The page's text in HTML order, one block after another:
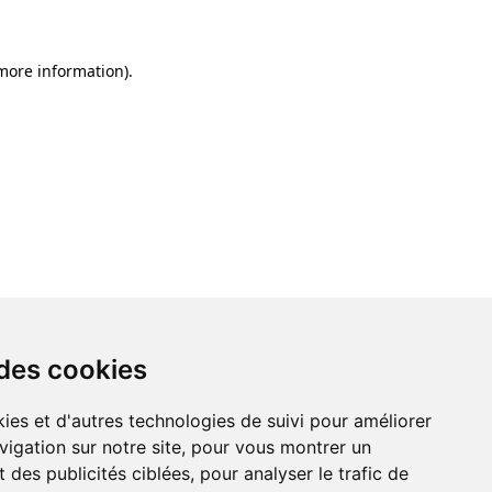
cookies
et d'autres technologies de suivi pour améliorer
sur notre site, pour vous montrer un
des publicités ciblées, pour analyser le trafic de
information).